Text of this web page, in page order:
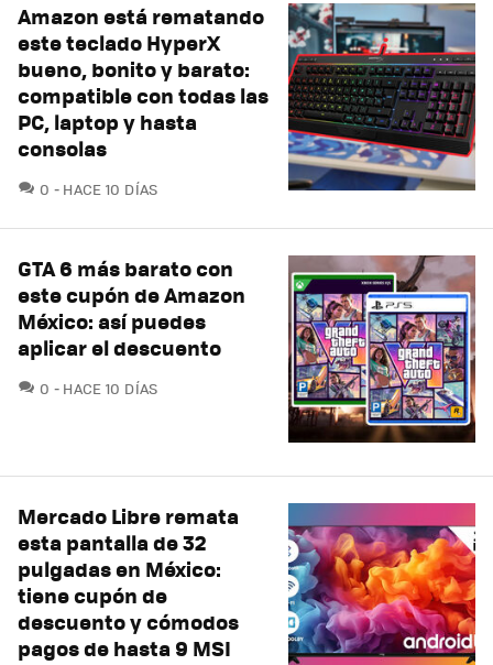
Amazon está rematando
este teclado HyperX
bueno, bonito y barato:
compatible con todas las
PC, laptop y hasta
consolas
0 COMENTARIOS
HACE 10 DÍAS
GTA 6 más barato con
este cupón de Amazon
México: así puedes
aplicar el descuento
0 COMENTARIOS
HACE 10 DÍAS
Mercado Libre remata
esta pantalla de 32
pulgadas en México:
tiene cupón de
descuento y cómodos
pagos de hasta 9 MSI